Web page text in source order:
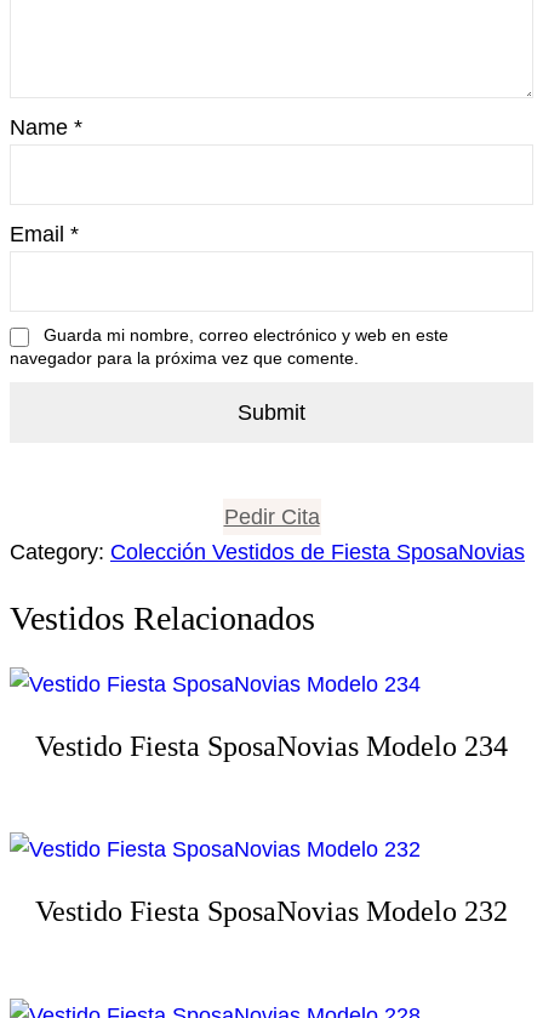
Name *
Email *
Guarda mi nombre, correo electrónico y web en este
navegador para la próxima vez que comente.
Pedir Cita
Category: Colección Vestidos de Fiesta SposaNovias
Vestidos Relacionados
Vestido Fiesta SposaNovias Modelo 234
Vestido Fiesta SposaNovias Modelo 232